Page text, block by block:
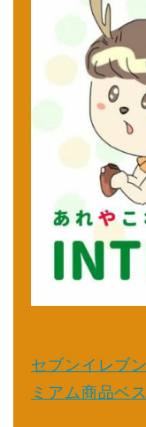
セブンイレブ
ミアム商品ベ